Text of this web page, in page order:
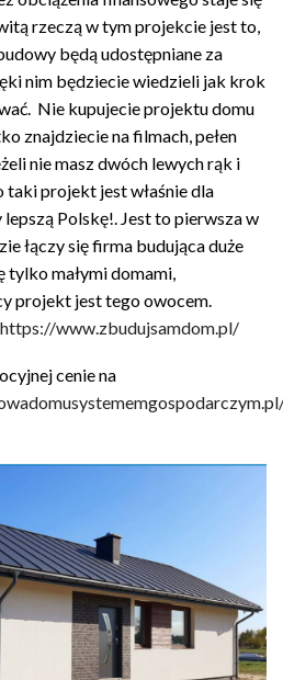
rzeczą w tym projekcie jest to,
będą udostępniane za
nim będziecie wiedzieli jak krok
Nie kupujecie projektu domu
znajdziecie na filmach, pełen
nie masz dwóch lewych rąk i
taki projekt jest właśnie dla
Polskę!. Jest to pierwsza w
łączy się firma budująca duże
tylko małymi domami,
projekt jest tego owocem.
https://www.zbudujsamdom.pl/
cenie na